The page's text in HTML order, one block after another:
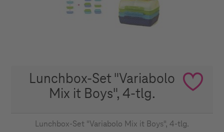
Lunchbox-Set "Variabolo
Mix it Boys", 4-tlg.
Lunchbox-Set "Variabolo Mix it Boys", 4-tlg.